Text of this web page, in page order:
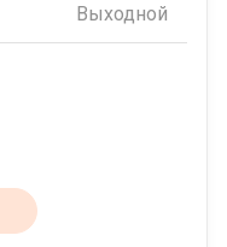
Выходной